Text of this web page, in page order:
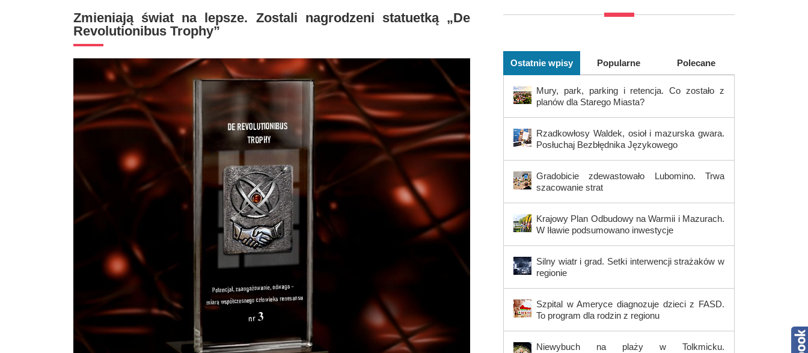
Zmieniają świat na lepsze. Zostali nagrodzeni statuetką „De
Revolutionibus Trophy”
Ostatnie wpisy Popularne Polecane
Mury, park, parking i retencja. Co zostało z
planów dla Starego Miasta?
Rzadkowłosy Waldek, osioł i mazurska gwara.
Posłuchaj Bezbłędnika Językowego
Gradobicie zdewastowało Lubomino. Trwa
szacowanie strat
Krajowy Plan Odbudowy na Warmii i Mazurach.
W Iławie podsumowano inwestycje
Silny wiatr i grad. Setki interwencji strażaków w
regionie
Szpital w Ameryce diagnozuje dzieci z FASD.
To program dla rodzin z regionu
Niewybuch na plaży w Tolkmicku.